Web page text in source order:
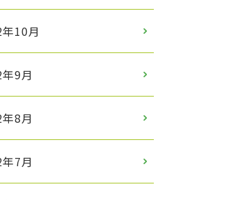
10月
9月
8月
7月